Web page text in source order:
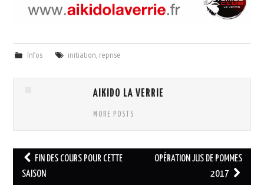
Infos initiation reprise
AIKIDO LA VERRIE
MORE POSTS
Navigation
des
FIN DES COURS POUR CETTE
SAISON
OPÉRATION JUS DE POMMES
2017